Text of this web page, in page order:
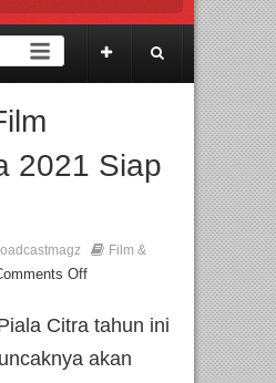
dan Produk Bayi dari Seluruh Dunia,
Sama Pendidikan dan Riset untuk
2021 Siap
Film &
Off
Citra tahun ini
akan